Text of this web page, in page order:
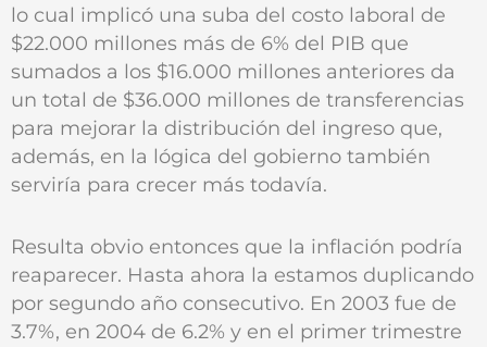
lo cual implicó una suba del costo laboral de
$22.000 millones más de 6% del PIB que
sumados a los $16.000 millones anteriores da
un total de $36.000 millones de transferencias
para mejorar la distribución del ingreso que,
además, en la lógica del gobierno también
serviría para crecer más todavía.
Resulta obvio entonces que la inflación podría
reaparecer. Hasta ahora la estamos duplicando
por segundo año consecutivo. En 2003 fue de
3.7%, en 2004 de 6.2% y en el primer trimestre